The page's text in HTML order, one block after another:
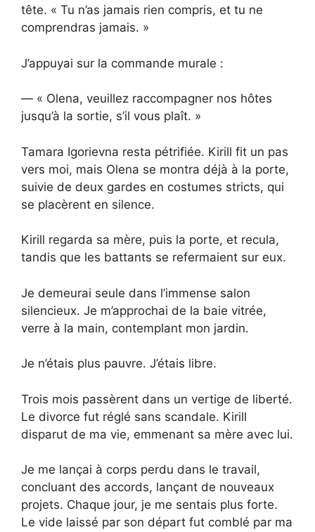
tête. « Tu n’as jamais rien compris, et tu ne
comprendras jamais. »
J’appuyai sur la commande murale :
— « Olena, veuillez raccompagner nos hôtes
jusqu’à la sortie, s’il vous plaît. »
Tamara Igorievna resta pétrifiée. Kirill fit un pas
vers moi, mais Olena se montra déjà à la porte,
suivie de deux gardes en costumes stricts, qui
se placèrent en silence.
Kirill regarda sa mère, puis la porte, et recula,
tandis que les battants se refermaient sur eux.
Je demeurai seule dans l’immense salon
silencieux. Je m’approchai de la baie vitrée,
verre à la main, contemplant mon jardin.
Je n’étais plus pauvre. J’étais libre.
Trois mois passèrent dans un vertige de liberté.
Le divorce fut réglé sans scandale. Kirill
disparut de ma vie, emmenant sa mère avec lui.
Je me lançai à corps perdu dans le travail,
concluant des accords, lançant de nouveaux
projets. Chaque jour, je me sentais plus forte.
Le vide laissé par son départ fut comblé par ma